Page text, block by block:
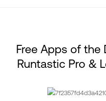
Free Apps of the
Runtastic Pro &